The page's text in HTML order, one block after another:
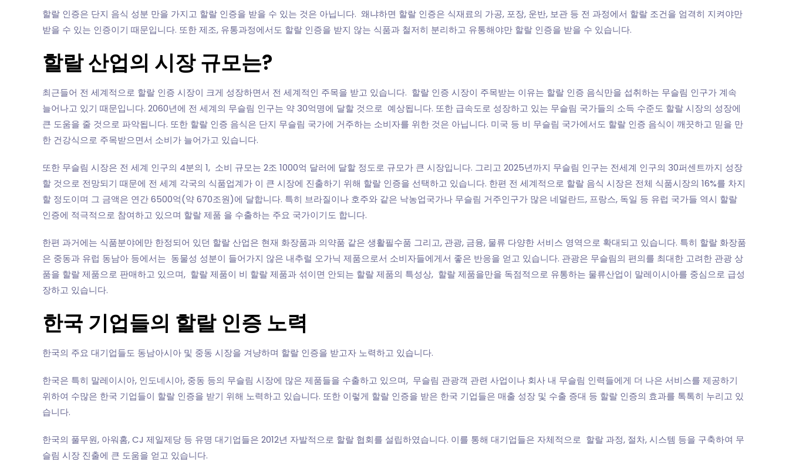
할랄 인증은 단지 음식 성분 만을 가지고 할랄 인증을 받을 수 있는 것은 아닙니다. 왜냐하면 할랄 인증은 식재료의 가공, 포장, 운반, 보관 등 전 과정에서 할랄 조건을 엄격히 지켜야만
받을 수 있는 인증이기 때문입니다. 또한 제조, 유통과정에서도 할랄 인증을 받지 않는 식품과 철저히 분리하고 유통해야만 할랄 인증을 받을 수 있습니다.
할랄 산업의 시장 규모는?
최근들어 전 세계적으로 할랄 인증 시장이 크게 성장하면서 전 세계적인 주목을 받고 있습니다. 할랄 인증 시장이 주목받는 이유는 할랄 인증 음식만을 섭취하는 무슬림 인구가 계속
늘어나고 있기 때문입니다. 2060년에 전 세계의 무슬림 인구는 약 30억명에 달할 것으로 예상됩니다. 또한 급속도로 성장하고 있는 무슬림 국가들의 소득 수준도 할랄 시장의 성장에
큰 도움을 줄 것으로 파악됩니다. 또한 할랄 인증 음식은 단지 무슬림 국가에 거주하는 소비자를 위한 것은 아닙니다. 미국 등 비 무슬림 국가에서도 할랄 인증 음식이 깨끗하고 믿을 만
한 건강식으로 주목받으면서 소비가 늘어가고 있습니다.
또한 무슬림 시장은 전 세계 인구의 4분의 1, 소비 규모는 2조 1000억 달러에 달할 정도로 규모가 큰 시장입니다. 그리고 2025년까지 무슬림 인구는 전세계 인구의 30퍼센트까지 성장
할 것으로 전망되기 때문에 전 세계 각국의 식품업계가 이 큰 시장에 진출하기 위해 할랄 인증을 선택하고 있습니다. 한편 전 세계적으로 할랄 음식 시장은 전체 식품시장의 16%를 차지
할 정도이며 그 금액은 연간 6500억(약 670조원)에 달합니다. 특히 브라질이나 호주와 같은 낙농업국가나 무슬림 거주인구가 많은 네덜란드, 프랑스, 독일 등 유럽 국가들 역시 할랄
인증에 적극적으로 참여하고 있으며 할랄 제품 을 수출하는 주요 국가이기도 합니다.
한편 과거에는 식품분야에만 한정되어 있던 할랄 산업은 현재 화장품과 의약품 같은 생활필수품 그리고, 관광, 금융, 물류 다양한 서비스 영역으로 확대되고 있습니다. 특히 할랄 화장품
은 중동과 유럽 동남아 등에서는 동물성 성분이 들어가지 않은 내추럴 오가닉 제품으로서 소비자들에게서 좋은 반응을 얻고 있습니다. 관광은 무슬림의 편의를 최대한 고려한 관광 상
품을 할랄 제품으로 판매하고 있으며, 할랄 제품이 비 할랄 제품과 섞이면 안되는 할랄 제품의 특성상, 할랄 제품을만을 독점적으로 유통하는 물류산업이 말레이시아를 중심으로 급성
장하고 있습니다.
한국 기업들의 할랄 인증 노력
한국의 주요 대기업들도 동남아시아 및 중동 시장을 겨냥하며 할랄 인증을 받고자 노력하고 있습니다.
한국은 특히 말레이시아, 인도네시아, 중동 등의 무슬림 시장에 많은 제품들을 수출하고 있으며, 무슬림 관광객 관련 사업이나 회사 내 무슬림 인력들에게 더 나은 서비스를 제공하기
위하여 수많은 한국 기업들이 할랄 인증을 받기 위해 노력하고 있습니다. 또한 이렇게 할랄 인증을 받은 한국 기업들은 매출 성장 및 수출 증대 등 할랄 인증의 효과를 톡톡히 누리고 있
습니다.
한국의 풀무원, 아워홈, CJ 제일제당 등 유명 대기업들은 2012년 자발적으로 할랄 협회를 설립하였습니다. 이를 통해 대기업들은 자체적으로 할랄 과정, 절차, 시스템 등을 구축하여 무
슬림 시장 진출에 큰 도움을 얻고 있습니다.